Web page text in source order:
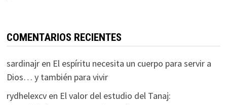
COMENTARIOS RECIENTES
sardinajren El espíritu necesita un cuerpo para servir a
Dios… y también para vivir
rydhelexcven El valor del estudio del Tanaj: